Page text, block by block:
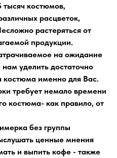
тысяч костюмов,
расцветок,
растеряться от
продукции.
на ожидание
нам уделить достаточно
костюма именно для Вас.
требует немало времени
костюма- как правило, от
без группы
ценные мнения
и выпить кофе - также